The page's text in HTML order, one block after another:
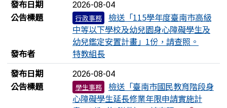
發布日期 2026-08-04
公告標題 行政事務
檢送「115學年度臺南市高級
中等以下學校及幼兒園身心障礙學生及
幼兒鑑定安置計畫」1份，請查照。
發布者
特教組長
發布日期
2026-08-04
公告標題 學生事務
檢送「臺南市國民教育階段身
心障礙學生延長修業年限申請實施計